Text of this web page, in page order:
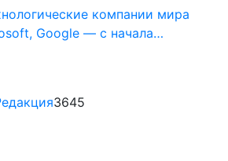
компании мира
Google — с начала…
3645